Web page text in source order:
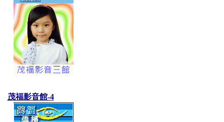
茂福影音館-4